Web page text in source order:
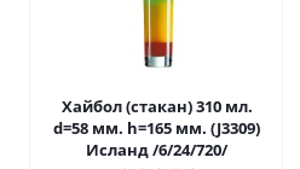
Хайбол (стакан) 310 мл.
d=58 мм. h=165 мм. (J3309)
Исланд /6/24/720/